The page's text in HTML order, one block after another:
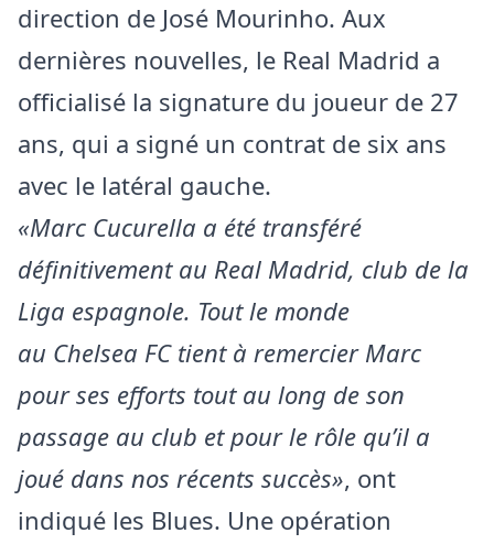
direction de José Mourinho. Aux
dernières nouvelles, le Real Madrid a
officialisé la signature du joueur de 27
ans, qui a signé un contrat de six ans
avec le latéral gauche.
«Marc Cucurella a été transféré
définitivement au Real Madrid, club de la
Liga espagnole. Tout le monde
au Chelsea FC tient à remercier Marc
pour ses efforts tout au long de son
passage au club et pour le rôle qu’il a
joué dans nos récents succès», ont
indiqué les Blues. Une opération